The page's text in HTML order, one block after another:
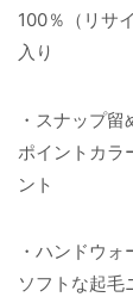
100％（リサ
入り
・スナップ留
ポイントカラ
ント
・ハンドウォ
ソフトな起毛